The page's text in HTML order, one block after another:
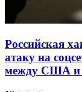
Российская
атаку на
между США и